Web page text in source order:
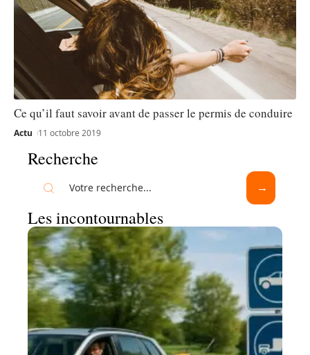
Ce qu’il faut savoir avant de passer le permis de conduire
Actu 11 octobre 2019
Recherche
Les incontournables